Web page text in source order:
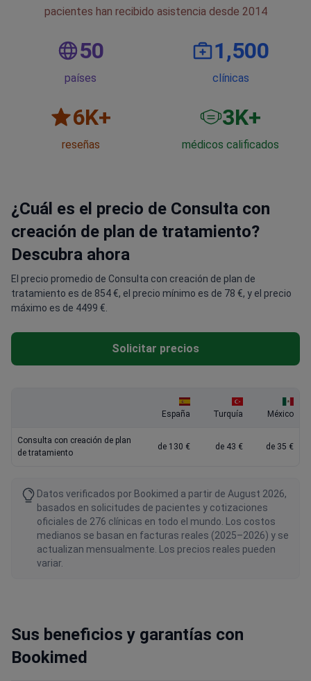
pacientes han recibido asistencia desde 2014
50
países
1,500
clínicas
6K+
reseñas
3K+
médicos calificados
¿Cuál es el precio de Consulta con
creación de plan de tratamiento?
Descubra ahora
El precio promedio de Consulta con creación de plan de
tratamiento es de 854 €, el precio mínimo es de 78 €, y el precio
máximo es de 4499 €.
Solicitar precios
España Turquía México
Consulta con creación de plan
de tratamiento
de 130 € de 43 € de 35 €
Datos verificados por Bookimed a partir de August 2026,
basados en solicitudes de pacientes y cotizaciones
oficiales de 276 clínicas en todo el mundo. Los costos
medianos se basan en facturas reales (2025–2026) y se
actualizan mensualmente. Los precios reales pueden
variar.
Sus beneficios y garantías con
Bookimed